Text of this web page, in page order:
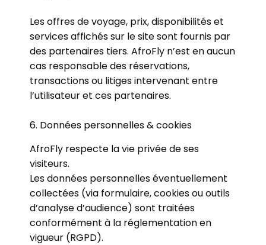
Les offres de voyage, prix, disponibilités et
services affichés sur le site sont fournis par
des partenaires tiers. AfroFly n’est en aucun
cas responsable des réservations,
transactions ou litiges intervenant entre
l’utilisateur et ces partenaires.
6. Données personnelles & cookies
AfroFly respecte la vie privée de ses
visiteurs.
Les données personnelles éventuellement
collectées (via formulaire, cookies ou outils
d’analyse d’audience) sont traitées
conformément à la réglementation en
vigueur (RGPD).